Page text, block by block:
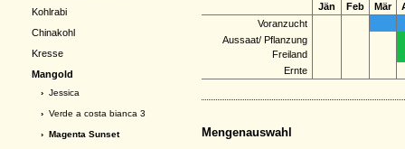
Kohlrabi
Chinakohl
Kresse
Mangold
› Jessica
› Verde a costa bianca 3
› Magenta Sunset
Jän Feb Mär
Voranzucht
Aussaat/ Pflanzung
Freiland
Ernte
Mengenauswahl